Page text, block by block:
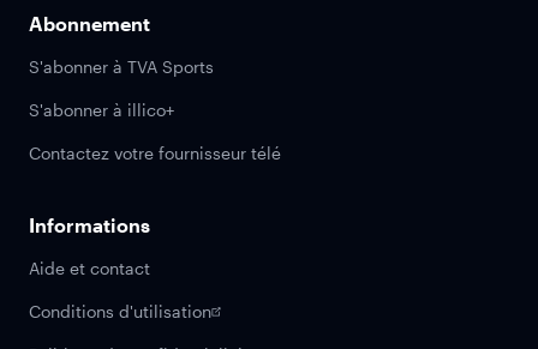
Abonnement
S'abonner à TVA Sports
S'abonner à illico+
Contactez votre fournisseur télé
Informations
Aide et contact
Conditions d'utilisation